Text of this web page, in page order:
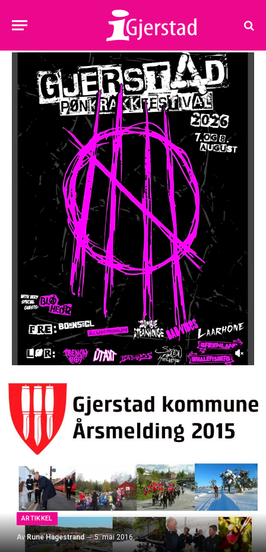
ARTIKKEL
Av Rune Hagestrand 5. mai 2016